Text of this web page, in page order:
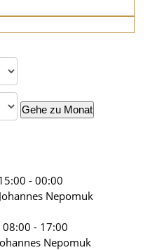
Gehe zu Monat
- 00:00
Nepomuk
08:00 - 17:00
Nepomuk